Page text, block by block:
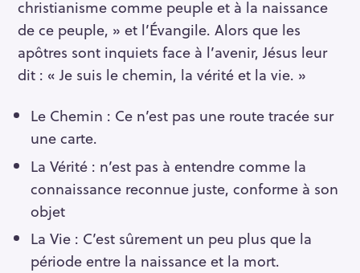
christianisme comme peuple et à la naissance
de ce peuple, » et l’Évangile. Alors que les
apôtres sont inquiets face à l’avenir, Jésus leur
dit : « Je suis le chemin, la vérité et la vie. »
Le Chemin : Ce n’est pas une route tracée sur
une carte.
La Vérité : n’est pas à entendre comme la
connaissance reconnue juste, conforme à son
objet
La Vie : C’est sûrement un peu plus que la
période entre la naissance et la mort.